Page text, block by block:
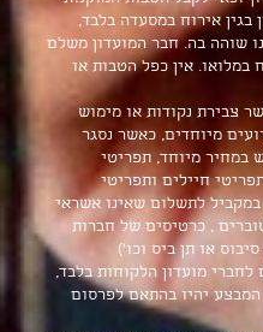
בגין אירוח במסעדה בלבד,
שוהה בה. חבר המועדון משלם
במלואו. אין כפל הטבות או
צבירת נקודות או מימוש
מיוחדים, כאשר נסגר
במחיר מיוחד, תפריטי
חיילים ותפריטי
במקביל לתשלום שאינו אשראי
, כרטיסים של חברות
או תן ביס וכו')
לחברי מועדון הלקוחות בלבד,
המבצע יהיו בהתאם לפרסום